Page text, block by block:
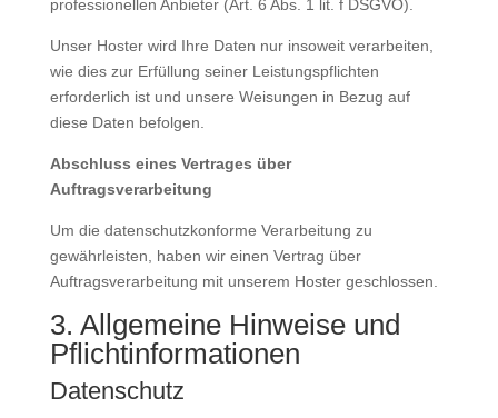
professionellen Anbieter (Art. 6 Abs. 1 lit. f DSGVO).
Unser Hoster wird Ihre Daten nur insoweit verarbeiten,
wie dies zur Erfüllung seiner Leistungspflichten
erforderlich ist und unsere Weisungen in Bezug auf
diese Daten befolgen.
Abschluss eines Vertrages über
Auftragsverarbeitung
Um die datenschutzkonforme Verarbeitung zu
gewährleisten, haben wir einen Vertrag über
Auftragsverarbeitung mit unserem Hoster geschlossen.
3. Allgemeine Hinweise und
Pflichtinformationen
Datenschutz